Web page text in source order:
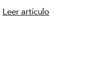
Leer artículo